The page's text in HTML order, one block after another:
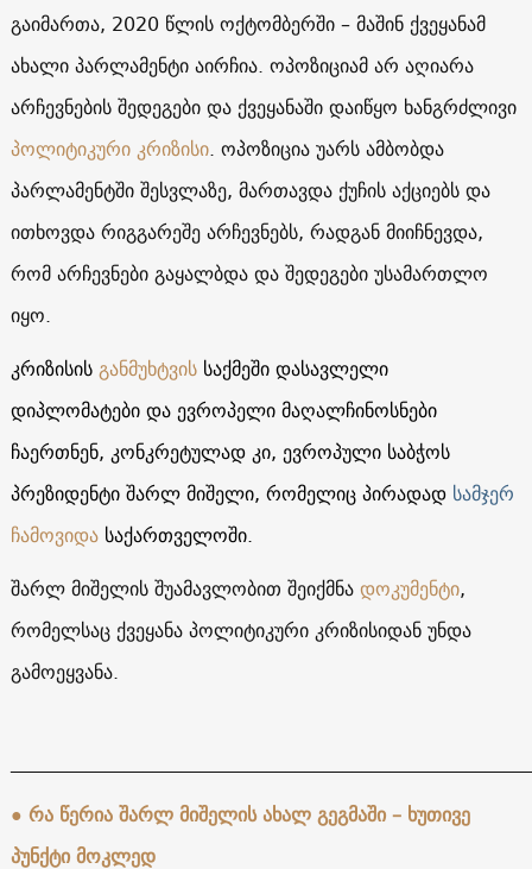
გაიმართა, 2020 წლის ოქტომბერში – მაშინ ქვეყანამ
ახალი პარლამენტი აირჩია. ოპოზიციამ არ აღიარა
არჩევნების შედეგები და ქვეყანაში დაიწყო ხანგრძლივი
პოლიტიკური კრიზისი. ოპოზიცია უარს ამბობდა
პარლამენტში შესვლაზე, მართავდა ქუჩის აქციებს და
ითხოვდა რიგგარეშე არჩევნებს, რადგან მიიჩნევდა,
რომ არჩევნები გაყალბდა და შედეგები უსამართლო
იყო.
კრიზისისგანმუხტვისსაქმეში დასავლელი
დიპლომატები და ევროპელი მაღალჩინოსნები
ჩაერთნენ, კონკრეტულად კი, ევროპული საბჭოს
პრეზიდენტი შარლ მიშელი, რომელიც პირადად სამჯერ
ჩამოვიდასაქართველოში.
შარლ მიშელის შუამავლობით შეიქმნადოკუმენტი,
რომელსაც ქვეყანა პოლიტიკური კრიზისიდან უნდა
გამოეყვანა.
● რა წერია შარლ მიშელის ახალ გეგმაში – ხუთივე
პუნქტი მოკლედ